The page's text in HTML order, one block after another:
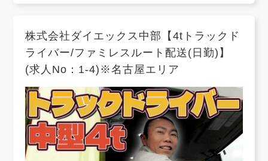
株式会社ダイエックス中部【4tトラックド
ライバー/ファミレスルート配送(日勤)】
(求人No：1-4)※名古屋エリア